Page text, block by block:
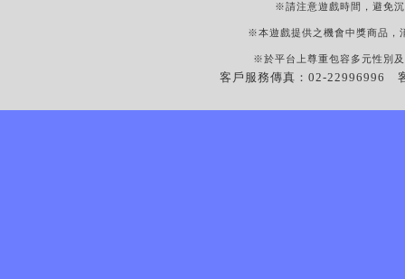
※請注意遊戲時間，避免
※本遊戲提供之機會中獎商品，
※於平台上尊重包容多元性別
客戶服務傳真：02-22996996